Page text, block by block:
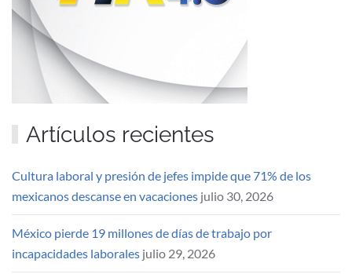
Artículos recientes
Cultura laboral y presión de jefes impide que 71% de los
mexicanos descanse en vacaciones julio 30, 2026
México pierde 19 millones de días de trabajo por
incapacidades laborales julio 29, 2026